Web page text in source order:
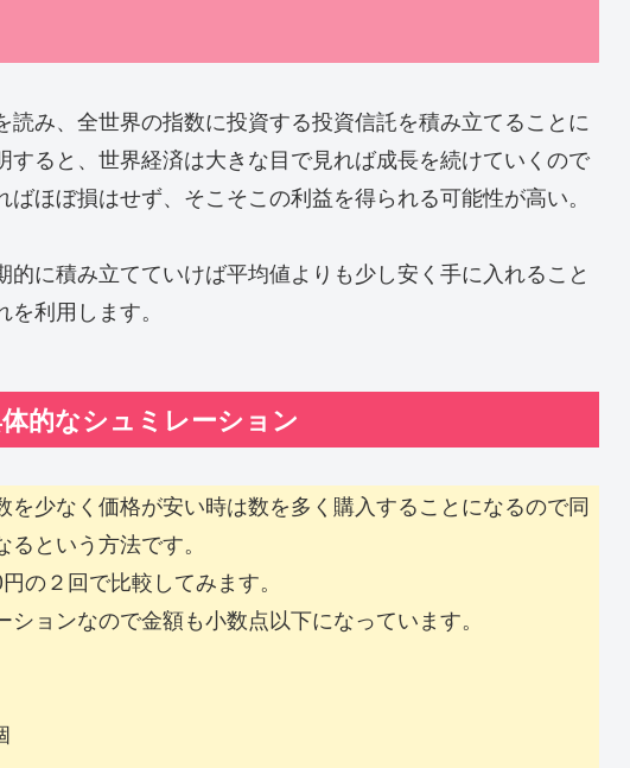
読み、全世界の指数に投資する投資信託を積み立てることに
すると、世界経済は大きな目で見れば成長を続けていくので
ほぼ損はせず、そこそこの利益を得られる可能性が高い。
に積み立てていけば平均値よりも少し安く手に入れること
利用します。
的なシュミレーション
少なく価格が安い時は数を多く購入することになるので同
という方法です。
の２回で比較してみます。
ョンなので金額も小数点以下になっています。